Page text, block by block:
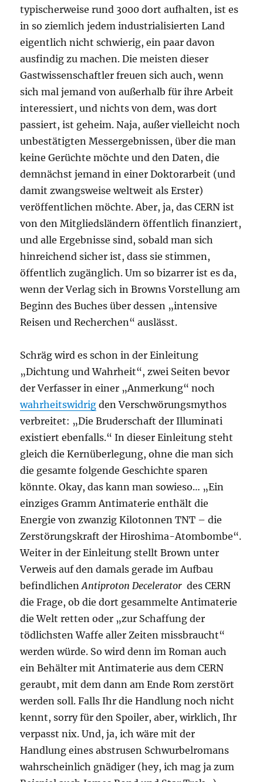
typischerweise rund 3000 dort aufhalten, ist es
in so ziemlich jedem industrialisierten Land
eigentlich nicht schwierig, ein paar davon
ausfindig zu machen. Die meisten dieser
Gastwissenschaftler freuen sich auch, wenn
sich mal jemand von außerhalb für ihre Arbeit
interessiert, und nichts von dem, was dort
passiert, ist geheim. Naja, außer vielleicht noch
unbestätigten Messergebnissen, über die man
keine Gerüchte möchte und den Daten, die
demnächst jemand in einer Doktorarbeit (und
damit zwangsweise weltweit als Erster)
veröffentlichen möchte. Aber, ja, das CERN ist
von den Mitgliedsländern öffentlich finanziert,
und alle Ergebnisse sind, sobald man sich
hinreichend sicher ist, dass sie stimmen,
öffentlich zugänglich. Um so bizarrer ist es da,
wenn der Verlag sich in Browns Vorstellung am
Beginn des Buches über dessen „intensive
Reisen und Recherchen“ auslässt.
Schräg wird es schon in der Einleitung
„Dichtung und Wahrheit“, zwei Seiten bevor
der Verfasser in einer „Anmerkung“ noch
wahrheitswidrig den Verschwörungsmythos
verbreitet: „Die Bruderschaft der Illuminati
existiert ebenfalls.“ In dieser Einleitung steht
gleich die Kernüberlegung, ohne die man sich
die gesamte folgende Geschichte sparen
könnte. Okay, das kann man sowieso… „Ein
einziges Gramm Antimaterie enthält die
Energie von zwanzig Kilotonnen TNT – die
Zerstörungskraft der Hiroshima-Atombombe“.
Weiter in der Einleitung stellt Brown unter
Verweis auf den damals gerade im Aufbau
befindlichenAntiproton Decelerator des CERN
die Frage, ob die dort gesammelte Antimaterie
die Welt retten oder „zur Schaffung der
tödlichsten Waffe aller Zeiten missbraucht“
werden würde. So wird denn im Roman auch
ein Behälter mit Antimaterie aus dem CERN
geraubt, mit dem dann am Ende Rom zerstört
werden soll. Falls Ihr die Handlung noch nicht
kennt, sorry für den Spoiler, aber, wirklich, Ihr
verpasst nix. Und, ja, ich wäre mit der
Handlung eines abstrusen Schwurbelromans
wahrscheinlich gnädiger (hey, ich mag ja zum